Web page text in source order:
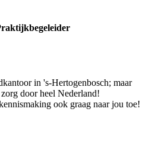
in 's-Hertogenbosch; maar
door heel Nederland!
ook graag naar jou toe!